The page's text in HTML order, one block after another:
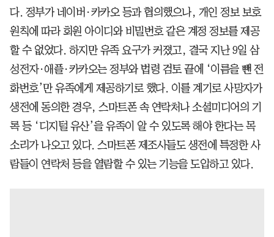
다. 정부가 네이버·카카오 등과 협의했으나, 개인 정보 보호
원칙에 따라 회원 아이디와 비밀번호 같은 계정 정보를 제공
할 수 없었다. 하지만 유족 요구가 커졌고, 결국 지난 9일 삼
성전자·애플·카카오는 정부와 법령 검토 끝에 ‘이름을 뺀 전
화번호’만 유족에게 제공하기로 했다. 이를 계기로 사망자가
생전에 동의한 경우, 스마트폰 속 연락처나 소셜미디어의 기
록 등 ‘디지털 유산’을 유족이 알 수 있도록 해야 한다는 목
소리가 나오고 있다. 스마트폰 제조사들도 생전에 특정한 사
람들이 연락처 등을 열람할 수 있는 기능을 도입하고 있다.